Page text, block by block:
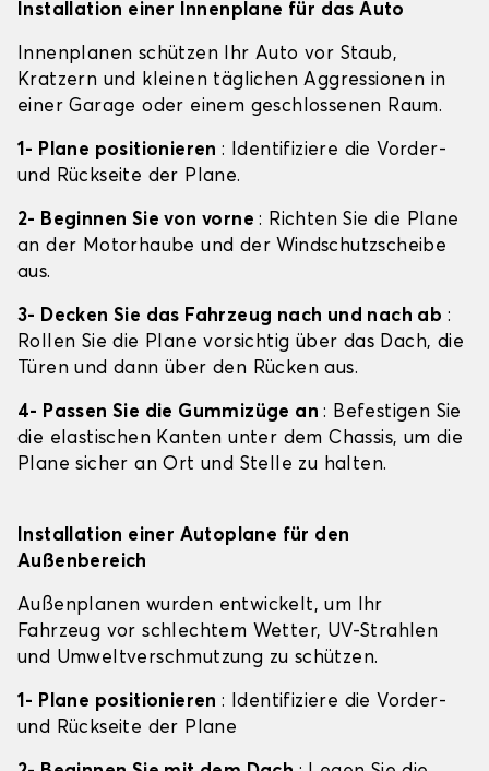
Installation einer Innenplane für das Auto
Innenplanen schützen Ihr Auto vor Staub,
Kratzern und kleinen täglichen Aggressionen in
einer Garage oder einem geschlossenen Raum.
1- Plane positionieren: Identifiziere die Vorder-
und Rückseite der Plane.
2- Beginnen Sie von vorne: Richten Sie die Plane
an der Motorhaube und der Windschutzscheibe
aus.
3- Decken Sie das Fahrzeug nach und nach ab :
Rollen Sie die Plane vorsichtig über das Dach, die
Türen und dann über den Rücken aus.
4- Passen Sie die Gummizüge an: Befestigen Sie
die elastischen Kanten unter dem Chassis, um die
Plane sicher an Ort und Stelle zu halten.
Installation einer Autoplane für den
Außenbereich
Außenplanen wurden entwickelt, um Ihr
Fahrzeug vor schlechtem Wetter, UV-Strahlen
und Umweltverschmutzung zu schützen.
1- Plane positionieren: Identifiziere die Vorder-
und Rückseite der Plane